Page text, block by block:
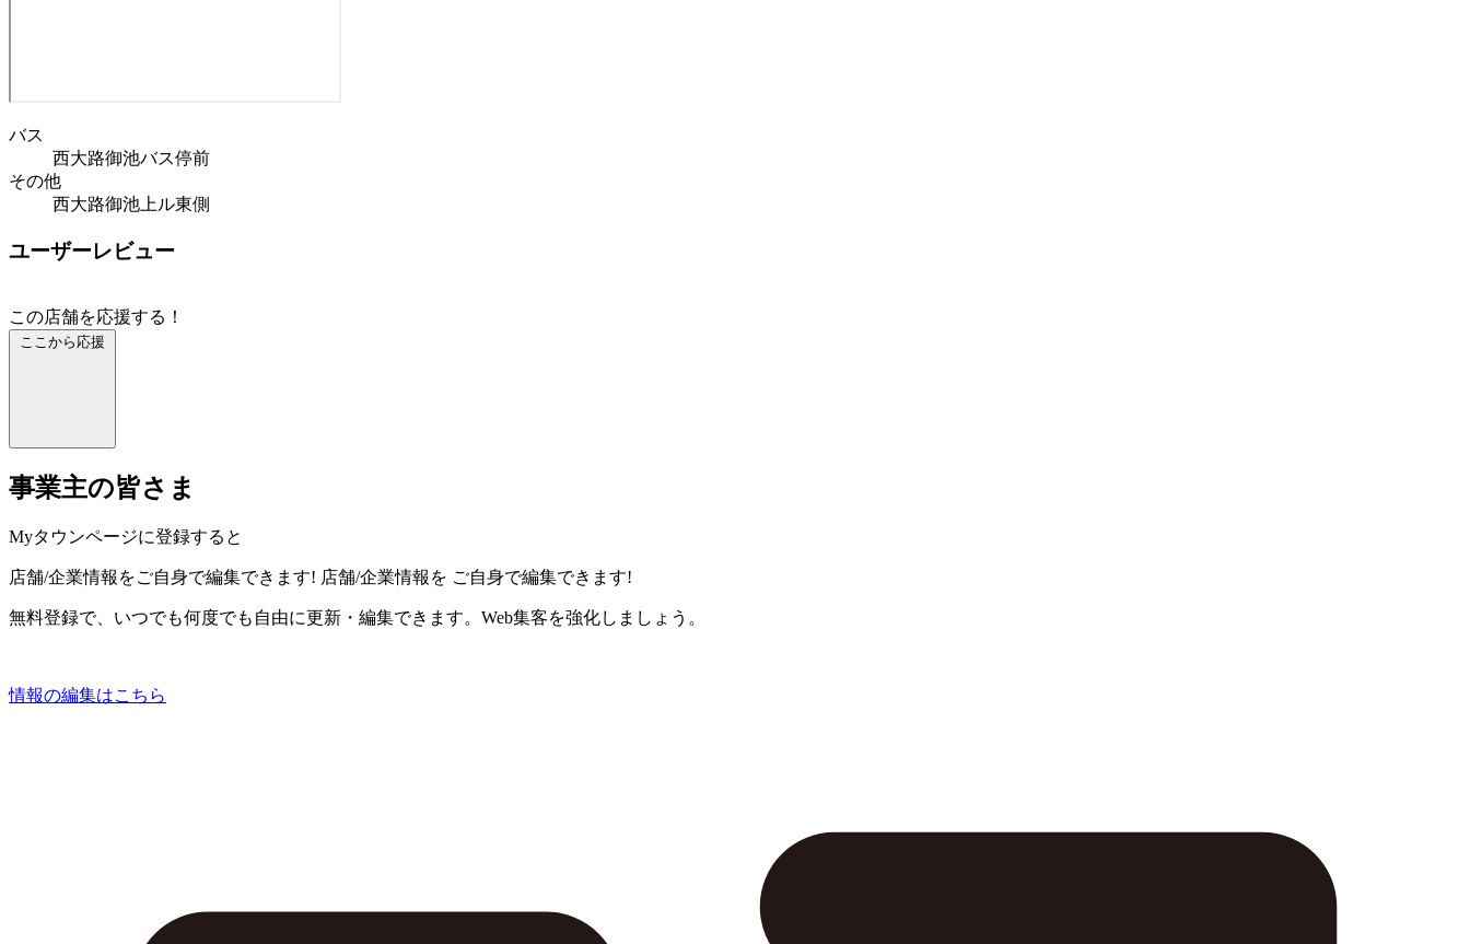
バス
西大路御池バス停前
その他
西大路御池上ル東側
ユーザーレビュー
この店舗を応援する！
ここから応援
事業主の皆さま
Myタウンページに登録すると
店舗/企業情報をご自身で編集できます! 店舗/企業情報を ご自身で編集できます!
無料登録で、いつでも何度でも自由に更新・編集できます。Web集客を強化しましょう。
情報の編集はこちら